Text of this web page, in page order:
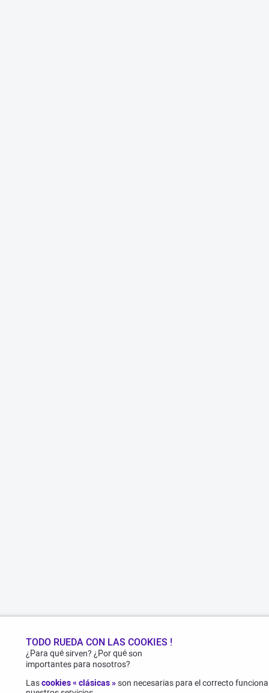
TODO RUEDA CON LAS COOKIES !
¿Para qué sirven? ¿Por qué son
importantes para nosotros?
Lascookies « clásicas »son necesarias para el correcto